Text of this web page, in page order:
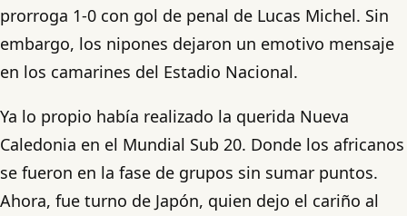
prorroga 1-0 con gol de penal de Lucas Michel. Sin
embargo, los nipones dejaron un emotivo mensaje
en los camarines del Estadio Nacional.
Ya lo propio había realizado la querida Nueva
Caledonia en el Mundial Sub 20. Donde los africanos
se fueron en la fase de grupos sin sumar puntos.
Ahora, fue turno de Japón, quien dejo el cariño al